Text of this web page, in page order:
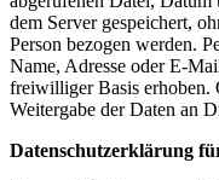
dem Server gespeichert,
Person bezogen werden.
Name, Adresse oder E-
freiwilliger Basis
Weitergabe der Daten an
Datenschutzerklärung